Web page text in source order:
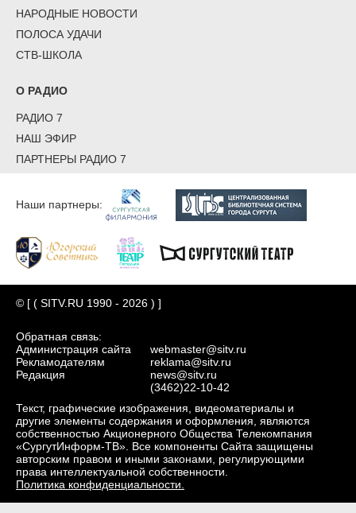
НАРОДНЫЕ НОВОСТИ
ПОЛОСА УДАЧИ
СТВ-ШКОЛА
О РАДИО
РАДИО 7
НАШ ЭФИР
ПАРТНЕРЫ РАДИО 7
Наши партнеры:
© [ ( SITV.RU 1990 - 2026 ) ]
Обратная связь:
Администрация сайта
Рекламодателям
Редакция
webmaster@sitv.ru
reklama@sitv.ru
news@sitv.ru
(3462)22-10-42
Текст, графические изображения, видеоматериалы и
другие элементы содержания и оформления, являются
собственностью Акционерного Общества Телекомпания
«СургутИнформ-ТВ». Все компоненты Сайта защищены
авторским правом и иными законами, регулирующими
права интеллектуальной собственности.
Политика конфиденциальности.